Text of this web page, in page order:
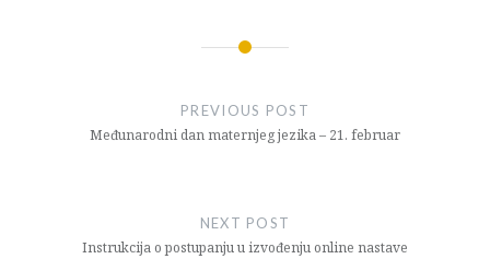
PREVIOUS POST
Međunarodni dan maternjeg jezika – 21. februar
NEXT POST
Instrukcija o postupanju u izvođenju online nastave